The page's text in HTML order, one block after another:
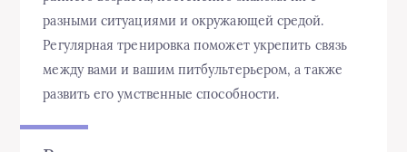
разными ситуациями и окружающей средой.
Регулярная тренировка поможет укрепить связь
между вами и вашим питбультерьером, а также
развить его умственные способности.